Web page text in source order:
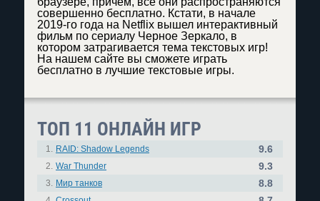
совершенно бесплатно. Кстати, в начале
2019-го года на Netflix вышел интерактивный
фильм по сериалу Черное Зеркало, в
котором затрагивается тема текстовых игр!
На нашем сайте вы сможете играть
бесплатно в лучшие текстовые игры.
ТОП 11 ОНЛАЙН ИГР
1. RAID: Shadow Legends 9.6
2. War Thunder 9.3
3. Мир танков 8.8